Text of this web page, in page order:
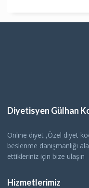
Diyetisyen Gülhan
Online diyet ,Özel diyet
beslenme danışmanlığı
ettikleriniz için bize ulaşın
Hizmetlerimiz